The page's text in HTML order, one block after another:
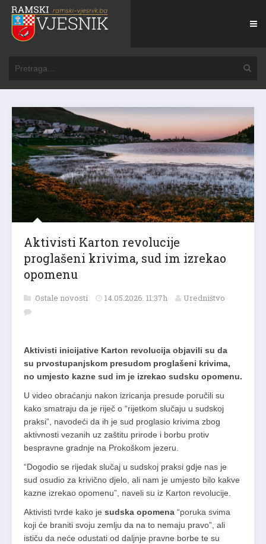
Aktivisti Karton revolucije
proglašeni krivima, sud im izrekao
opomenu
Ostale novosti 14.05.2026. 11:37h Uredništvo
Aktivisti inicijative Karton revolucija objavili su da
su prvostupanjskom presudom proglašeni krivima,
no umjesto kazne sud im je izrekao sudsku opomenu.
U video obraćanju nakon izricanja presude poručili su
kako smatraju da je riječ o “rijetkom slučaju u sudskoj
praksi”, navodeći da ih je sud proglasio krivima zbog
aktivnosti vezanih uz zaštitu prirode i borbu protiv
bespravne gradnje na Prokoškom jezeru.
“Dogodio se rijedak slučaj u sudskoj praksi gdje nas je
sud osudio za krivično djelo, ali nam je umjesto bilo kakve
kazne izrekao opomenu”, naveli su iz Karton revolucije.
Aktivisti tvrde kako je sudska opomena “poruka svima
koji će braniti svoju zemlju da na to nemaju pravo”, ali
ističu da neće odustati od daljnje pravne borbe te su